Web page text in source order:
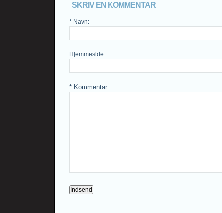
SKRIV EN KOMMENTAR
* Navn:
Hjemmeside:
* Kommentar: